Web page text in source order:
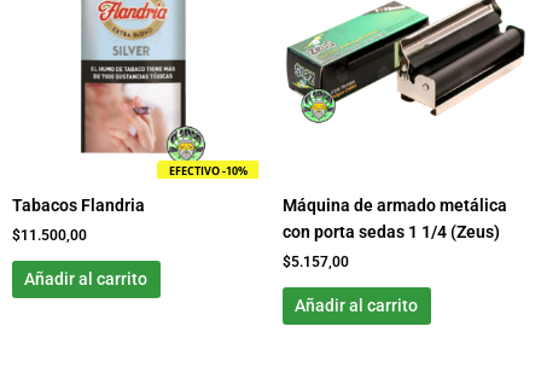
EFECTIVO -10%
Tabacos Flandria
$11.500,00
Añadir al carrito
Máquina de armado metálica
con porta sedas 1 1/4 (Zeus)
$5.157,00
Añadir al carrito